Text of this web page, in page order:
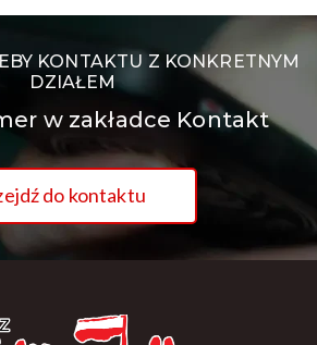
KONTAKTU Z KONKRETNYM
DZIAŁEM
w zakładce Kontakt
do kontaktu